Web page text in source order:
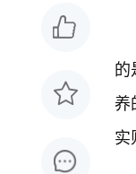
的
养
实